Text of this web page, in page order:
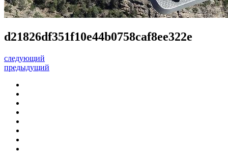
d21826df351f10e44b0758caf8ee322e
следующий
предыдущий